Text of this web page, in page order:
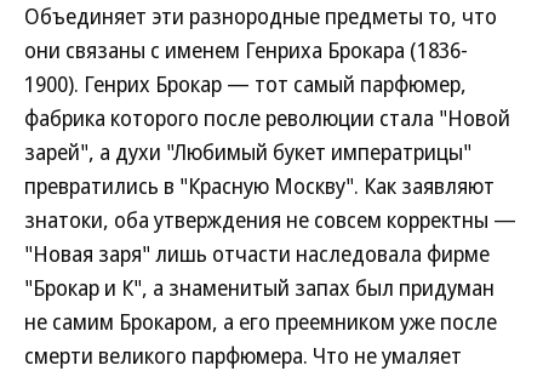
Объединяет эти разнородные предметы то, что
они связаны с именем Генриха Брокара (1836-
1900). Генрих Брокар — тот самый парфюмер,
фабрика которого после революции стала "Новой
зарей", а духи "Любимый букет императрицы"
превратились в "Красную Москву". Как заявляют
знатоки, оба утверждения не совсем корректны —
"Новая заря" лишь отчасти наследовала фирме
"Брокар и К", а знаменитый запах был придуман
не самим Брокаром, а его преемником уже после
смерти великого парфюмера. Что не умаляет